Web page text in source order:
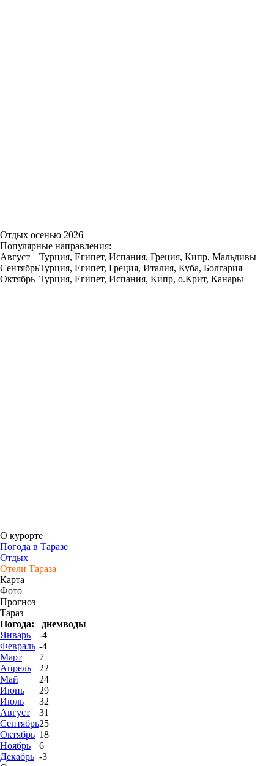
Отдых осенью 2026
Популярные направления:
Август
Турция, Египет, Испания, Греция, Кипр, Мальдивы
СентябрьТурция, Египет, Греция, Италия, Куба, Болгария
Октябрь Турция, Египет, Испания, Кипр, о.Крит, Канары
О курорте
Погода в Таразе
Отдых
Отели Тараза
Карта
Фото
Прогноз
Тараз
Погода:
днемводы
Январь
-4
Февраль -4
Март
7
Апрель
22
Май
24
Июнь
29
Июль
32
Август
31
Сентябрь25
Октябрь 18
Ноябрь
6
Декабрь -3